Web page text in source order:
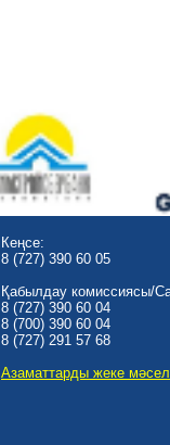
Кеңсе:
8 (727) 390 60 05
Қабылдау комиссиясы/
8 (727) 390 60 04
8 (700) 390 60 04
8 (727) 291 57 68
Азаматтарды жеке